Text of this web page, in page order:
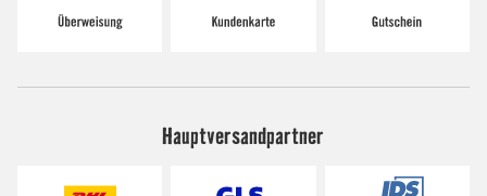
Hauptversandpartner